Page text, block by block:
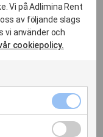
POWER-
Vi på Adlimina Rent
av följande slags
vi använder och
cookiepolicy.
cookies
kryssruta
Cookies